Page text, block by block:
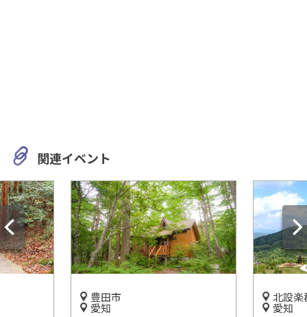
関連イベント
北設楽郡豊根村
愛知
静岡